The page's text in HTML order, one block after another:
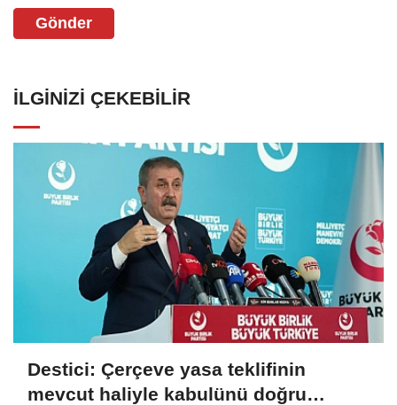
Gönder
İLGINIZI ÇEKEBILIR
Destici: Çerçeve yasa teklifinin
mevcut haliyle kabulünü doğru